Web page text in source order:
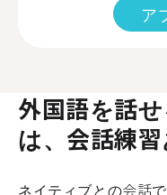
ア
外国語を話
は、会話練
ネイティブとの会話